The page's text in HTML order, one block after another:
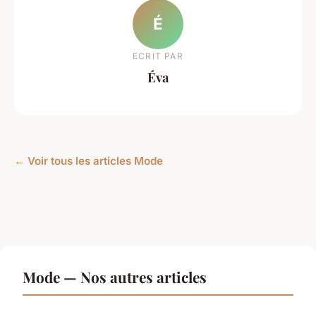
É
ECRIT PAR
Éva
← Voir tous les articles Mode
Mode — Nos autres articles